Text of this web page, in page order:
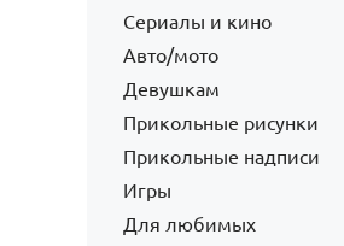
Сериалы и кино
Авто/мото
Девушкам
Прикольные рисунки
Прикольные надписи
Игры
Для любимых